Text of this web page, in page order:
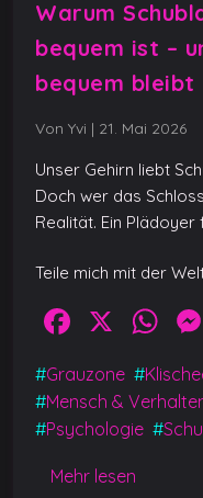
Warum
bequem ist –
bequem bleibt
Von Yvi | 21. Mai 2026
Unser Gehirn liebt
Doch wer das
Realität. Ein
Teile mich mit der
F
c
e
b
X
W
at
s
#Grauzone #
#Mensch &
#Psychologie #
Mehr lesen